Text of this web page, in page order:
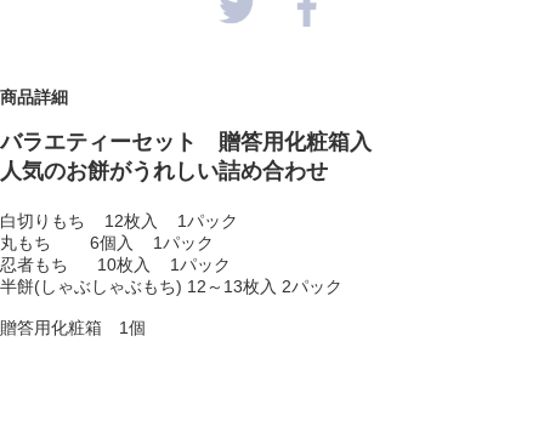
商品詳細
バラエティーセット 贈答用化粧箱入
人気のお餅がうれしい詰め合わせ
白切りもち 12枚入 1パック
丸もち 6個入 1パック
忍者もち 10枚入 1パック
半餅(しゃぶしゃぶもち) 12～13枚入 2パック
贈答用化粧箱 1個